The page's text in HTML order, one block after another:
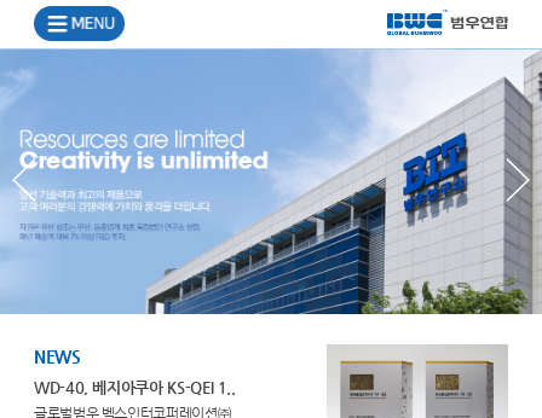
NEWS
WD-40, 베지아쿠아 KS-QEI 1..
글로벌범우 벡스인터코퍼레이션㈜